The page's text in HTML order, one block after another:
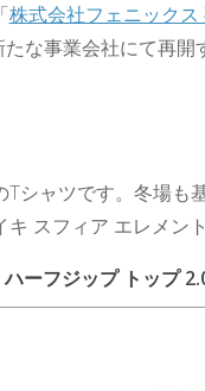
株式会社フェニック
な事業会社にて再開
シャツです。冬場も
スフィア エレメン
ーフジップ トップ